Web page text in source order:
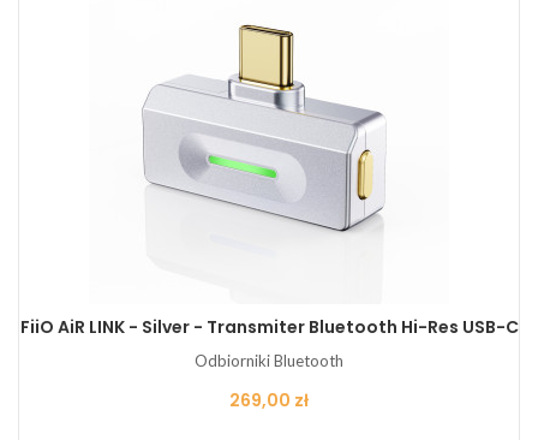
FiiO AiR LINK - Silver - Transmiter Bluetooth Hi-Res USB-C
Odbiorniki Bluetooth
Cena
269,00 zł